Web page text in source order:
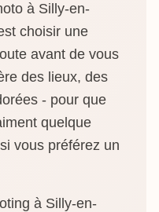
à Silly-en-
choisir une
avant de vous
des lieux, des
- pour que
quelque
vous préférez un
à Silly-en-